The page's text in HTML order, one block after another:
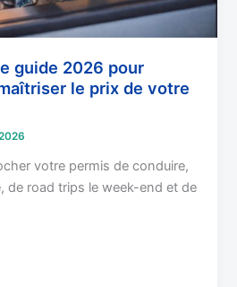
guide 2026 pour
le prix de votre
votre permis de conduire,
de road trips le week-end et de